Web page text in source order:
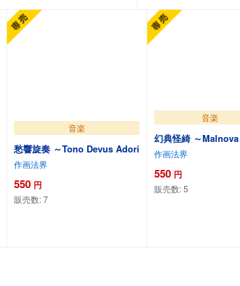
音楽
愁響旋奏 ～Tono Devus Adori
作画法界
550 円
販売数:7
音楽
幻典怪綺 ～
作画法界
550 円
販売数:5